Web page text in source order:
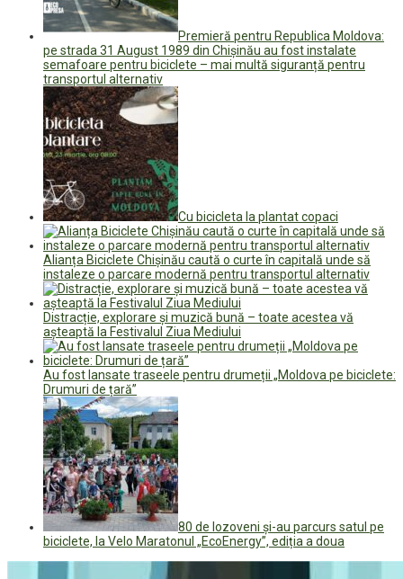
Premieră pentru Republica Moldova:
pe strada 31 August 1989 din Chișinău au fost instalate
semafoare pentru biciclete – mai multă siguranță pentru
transportul alternativ
Cu bicicleta la plantat copaci
Alianța Biciclete Chișinău caută o curte în capitală unde să
instaleze o parcare modernă pentru transportul alternativ
Distracție, explorare și muzică bună – toate acestea vă
așteaptă la Festivalul Ziua Mediului
Au fost lansate traseele pentru drumeții „Moldova pe biciclete:
Drumuri de țară”
80 de lozoveni și-au parcurs satul pe
biciclete, la Velo Maratonul „EcoEnergy”, ediția a doua